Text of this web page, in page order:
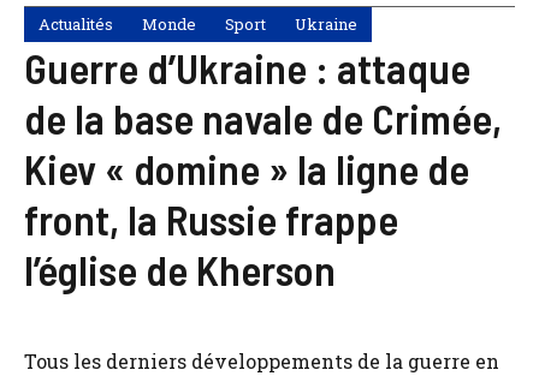
Actualités Monde Sport Ukraine
Guerre d’Ukraine : attaque
de la base navale de Crimée,
Kiev « domine » la ligne de
front, la Russie frappe
l’église de Kherson
Tous les derniers développements de la guerre en